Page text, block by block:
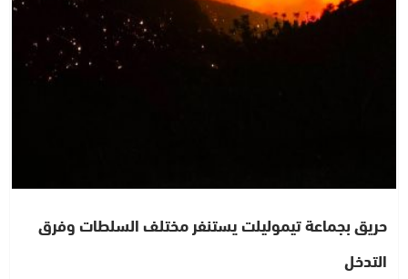
حريق بجماعة تيموليلت يستنفر مختلف السلطات وفرق
التدخل